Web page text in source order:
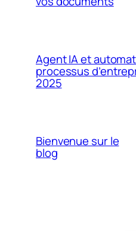
Agent IA et
processus
2025
Bienvenue sur le
blog